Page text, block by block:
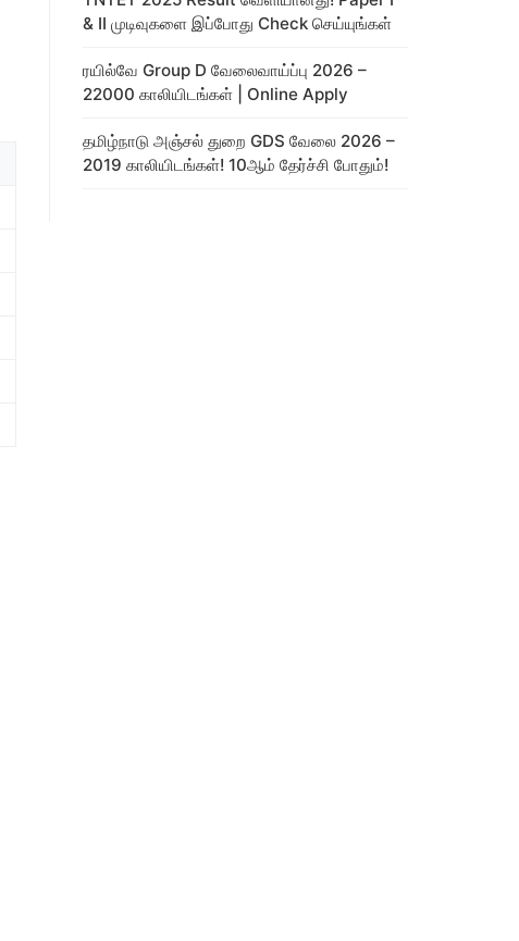
& II முடிவுகளை இப்போது Check செய்யுங்கள்
ரயில்வே Group D வேலைவாய்ப்பு 2026 –
22000 காலியிடங்கள் | Online Apply
தமிழ்நாடு அஞ்சல் துறை GDS வேலை 2026 –
2019 காலியிடங்கள்! 10ஆம் தேர்ச்சி போதும்!